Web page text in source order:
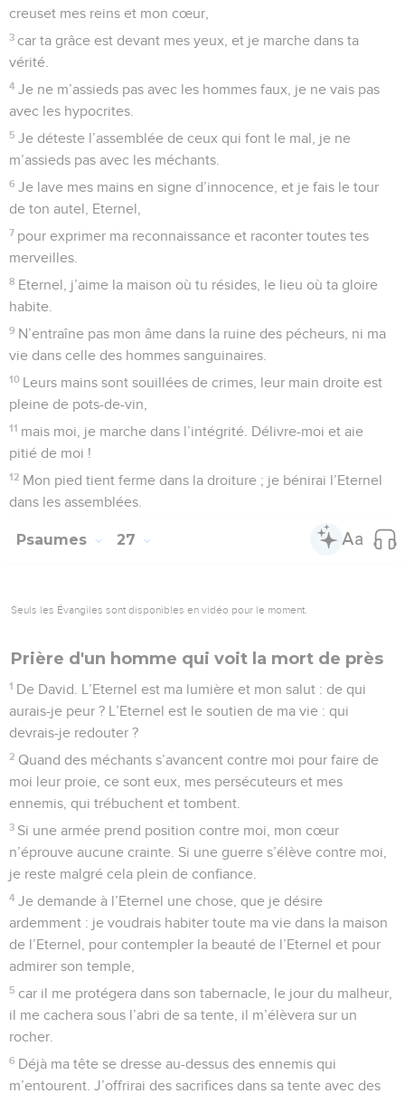
creuset mes reins et mon cœur,
3 car ta grâce est devant mes yeux, et je marche dans ta
vérité.
4 Je ne m’assieds pas avec les hommes faux, je ne vais pas
avec les hypocrites.
5 Je déteste l’assemblée de ceux qui font le mal, je ne
m’assieds pas avec les méchants.
6 Je lave mes mains en signe d’innocence, et je fais le tour
de ton autel, Eternel,
7 pour exprimer ma reconnaissance et raconter toutes tes
merveilles.
8 Eternel, j’aime la maison où tu résides, le lieu où ta gloire
habite.
9 N’entraîne pas mon âme dans la ruine des pécheurs, ni ma
vie dans celle des hommes sanguinaires.
10 Leurs mains sont souillées de crimes, leur main droite est
pleine de pots-de-vin,
11 mais moi, je marche dans l’intégrité. Délivre-moi et aie
pitié de moi !
12 Mon pied tient ferme dans la droiture ; je bénirai l’Eternel
dans les assemblées.
Psaumes 27
Seuls les Évangiles sont disponibles en vidéo pour le moment.
Prière d'un homme qui voit la mort de près
1 De David. L’Eternel est ma lumière et mon salut : de qui
aurais-je peur ? L’Eternel est le soutien de ma vie : qui
devrais-je redouter ?
2 Quand des méchants s’avancent contre moi pour faire de
moi leur proie, ce sont eux, mes persécuteurs et mes
ennemis, qui trébuchent et tombent.
3 Si une armée prend position contre moi, mon cœur
n’éprouve aucune crainte. Si une guerre s’élève contre moi,
je reste malgré cela plein de confiance.
4 Je demande à l’Eternel une chose, que je désire
ardemment : je voudrais habiter toute ma vie dans la maison
de l’Eternel, pour contempler la beauté de l’Eternel et pour
admirer son temple,
5 car il me protégera dans son tabernacle, le jour du malheur,
il me cachera sous l’abri de sa tente, il m’élèvera sur un
rocher.
6 Déjà ma tête se dresse au-dessus des ennemis qui
m’entourent. J’offrirai des sacrifices dans sa tente avec des